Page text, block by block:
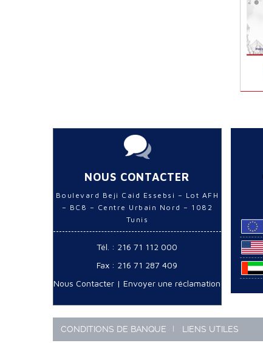
NOUS CONTACTER
Boulevard Beji Caid Essebsi – Lot AFH
– BC8 – Centre Urbain Nord – 1082
Tunis
Tél. : 216 71 112 000
Fax : 216 71 287 409
Nous Contacter | Envoyer une réclamation
CONDITIONS DE BANQUE LIENS UTILES